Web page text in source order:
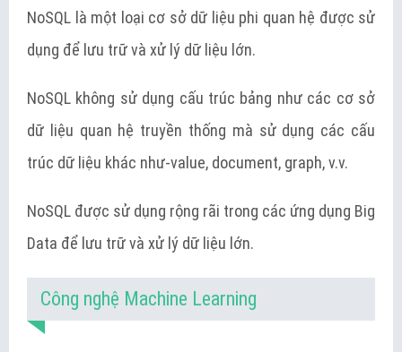
NoSQL là một loại cơ sở dữ liệu phi quan hệ được sử
dụng để lưu trữ và xử lý dữ liệu lớn.
NoSQL không sử dụng cấu trúc bảng như các cơ sở
dữ liệu quan hệ truyền thống mà sử dụng các cấu
trúc dữ liệu khác như-value, document, graph, v.v.
NoSQL được sử dụng rộng rãi trong các ứng dụng Big
Data để lưu trữ và xử lý dữ liệu lớn.
Công nghệ Machine Learning